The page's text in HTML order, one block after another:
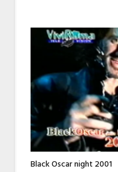
Black Oscar night 2001